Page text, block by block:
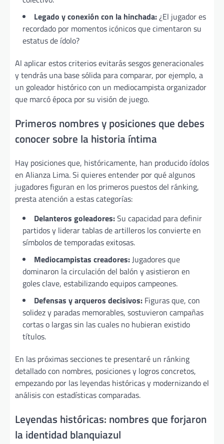
Legado y conexión con la hinchada:¿El jugador es
recordado por momentos icónicos que cimentaron su
estatus de ídolo?
Al aplicar estos criterios evitarás sesgos generacionales
y tendrás una base sólida para comparar, por ejemplo, a
un goleador histórico con un mediocampista organizador
que marcó época por su visión de juego.
Primeros nombres y posiciones que debes
conocer sobre la historia íntima
Hay posiciones que, históricamente, han producido ídolos
en Alianza Lima. Si quieres entender por qué algunos
jugadores figuran en los primeros puestos del ránking,
presta atención a estas categorías:
Delanteros goleadores:Su capacidad para definir
partidos y liderar tablas de artilleros los convierte en
símbolos de temporadas exitosas.
Mediocampistas creadores:Jugadores que
dominaron la circulación del balón y asistieron en
goles clave, estabilizando equipos campeones.
Defensas y arqueros decisivos: Figuras que, con
solidez y paradas memorables, sostuvieron campañas
cortas o largas sin las cuales no hubieran existido
títulos.
En las próximas secciones te presentaré un ránking
detallado con nombres, posiciones y logros concretos,
empezando por las leyendas históricas y modernizando el
análisis con estadísticas comparadas.
Leyendas históricas: nombres que forjaron
la identidad blanquiazul